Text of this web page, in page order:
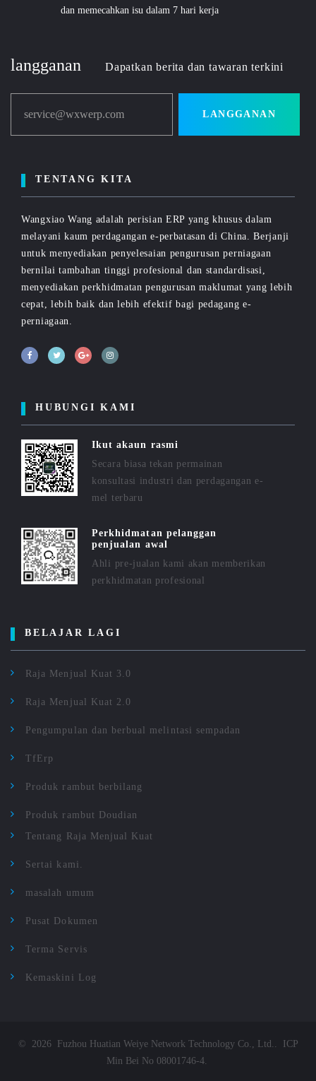
dan memecahkan isu dalam 7 hari kerja
langganan Dapatkan berita dan tawaran terkini
service@wxwerp.com LANGGANAN
TENTANG KITA
Wangxiao Wang adalah perisian ERP yang khusus dalam
melayani kaum perdagangan e-perbatasan di China. Berjanji
untuk menyediakan penyelesaian pengurusan perniagaan
bernilai tambahan tinggi profesional dan standardisasi,
menyediakan perkhidmatan pengurusan maklumat yang lebih
cepat, lebih baik dan lebih efektif bagi pedagang e-
perniagaan.
HUBUNGI KAMI
Ikut akaun rasmi
Secara biasa tekan permainan
konsultasi industri dan perdagangan e-
mel terbaru
Perkhidmatan pelanggan
penjualan awal
Ahli pre-jualan kami akan memberikan
perkhidmatan profesional
BELAJAR LAGI
Raja Menjual Kuat 3.0
Raja Menjual Kuat 2.0
Pengumpulan dan berbual melintasi sempadan
TfErp
Produk rambut berbilang
Produk rambut Doudian
Tentang Raja Menjual Kuat
Sertai kami.
masalah umum
Pusat Dokumen
Terma Servis
Kemaskini Log
© 2026 Fuzhou Huatian Weiye Network Technology Co., Ltd. .
ICP
Min Bei No 08001746-4.